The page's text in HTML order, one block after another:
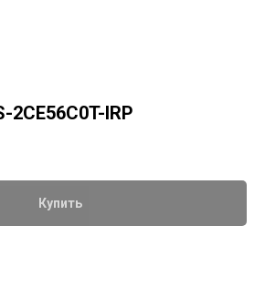
2CE56C0T-IRP
Купить